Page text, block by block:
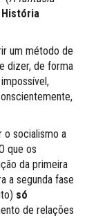
História
um método de
dizer, de forma
o socialismo a
que os
da primeira
a segunda fase
só
de relações